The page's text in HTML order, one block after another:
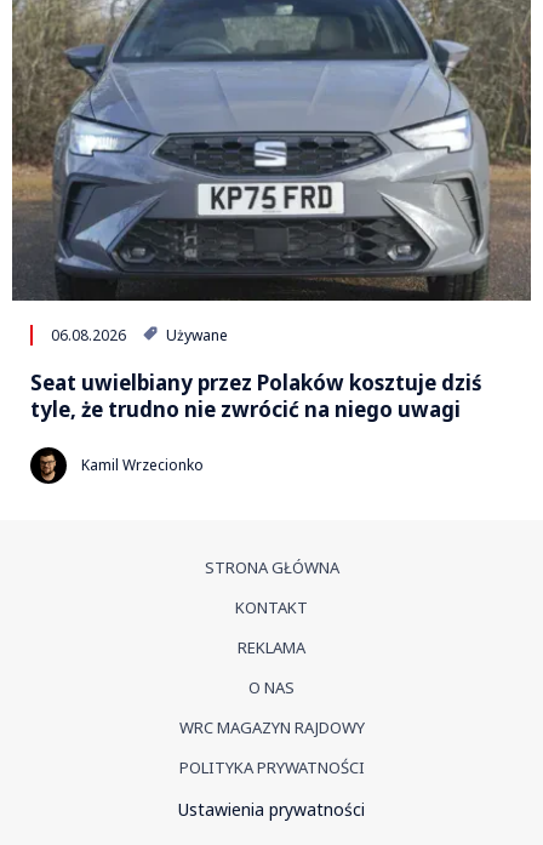
06.08.2026 Używane
Seat uwielbiany przez Polaków kosztuje dziś
tyle, że trudno nie zwrócić na niego uwagi
Kamil Wrzecionko
STRONA GŁÓWNA
KONTAKT
REKLAMA
O NAS
WRC MAGAZYN RAJDOWY
POLITYKA PRYWATNOŚCI
Ustawienia prywatności